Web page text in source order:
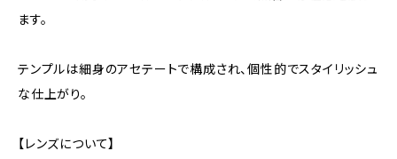
ます。
テンプルは細身のアセテートで構成され、個性的でスタイリッシュ
な仕上がり。
【レンズについて】